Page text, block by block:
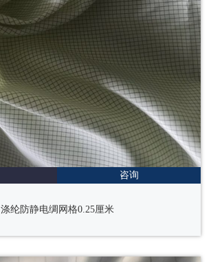
咨询
涤纶防静电绸网格0.25厘米